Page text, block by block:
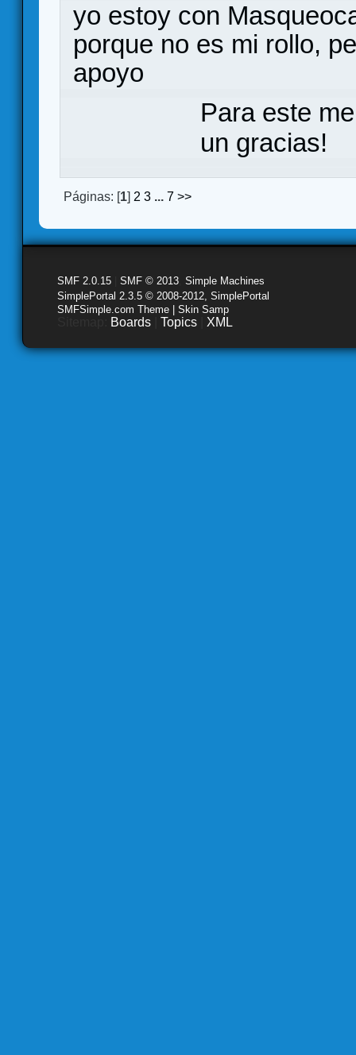
yo estoy con
porque no es mi rollo,
apoyo
Para este
un gracias!
Páginas: [1] 2 3 ... 7 >>
SMF 2.0.15 SMF © 2013 Simple Machines
SimplePortal 2.3.5 © 2008-2012, SimplePortal
SMFSimple.com Theme | Skin Samp
Boards Topics XML